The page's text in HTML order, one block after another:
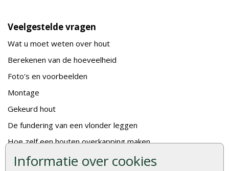
Informatie over cookies
Veelgestelde vragen
Wat u moet weten over hout
Berekenen van de hoeveelheid
Foto's en voorbeelden
Montage
Gekeurd hout
De fundering van een vlonder leggen
Hoe zelf een houten overkapping maken
Hoe zelf een vlonder leggen